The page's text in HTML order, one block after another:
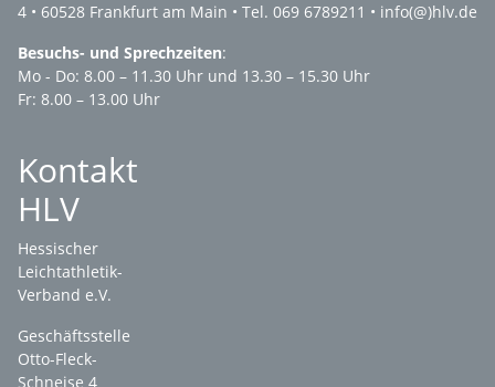
4 • 60528 Frankfurt am Main • Tel. 069 6789211 • info(@)hlv.de
Besuchs- und Sprechzeiten:
Mo - Do: 8.00 – 11.30 Uhr und 13.30 – 15.30 Uhr
Fr: 8.00 – 13.00 Uhr
Kontakt
HLV
Hessischer
Leichtathletik-
Verband e.V.
Geschäftsstelle
Otto-Fleck-
Schneise 4